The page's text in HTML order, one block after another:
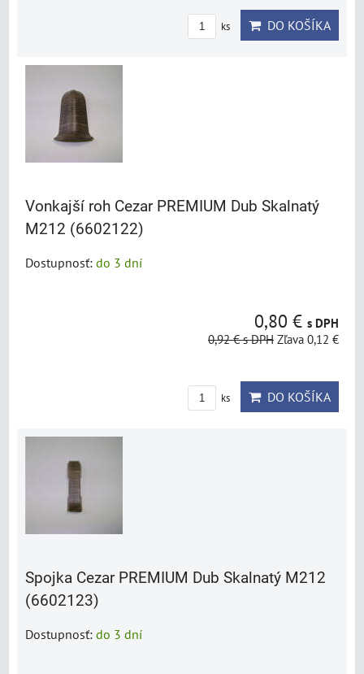
ks DO KOŠÍKA
Vonkajší roh Cezar PREMIUM Dub Skalnatý
M212 (6602122)
Dostupnosť: do 3 dní
0,80 € s DPH
0,92 €s DPH Zľava 0,12 €
ks DO KOŠÍKA
Spojka Cezar PREMIUM Dub Skalnatý M212
(6602123)
Dostupnosť: do 3 dní